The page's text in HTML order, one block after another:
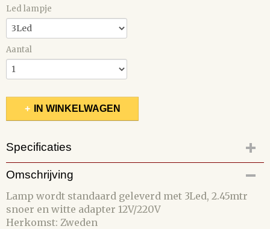
Led lampje
Aantal
IN WINKELWAGEN
Specificaties
Productcode
121-64
Omschrijving
Lamp wordt standaard geleverd met 3Led, 2.45mtr
snoer en witte adapter 12V/220V
Herkomst: Zweden